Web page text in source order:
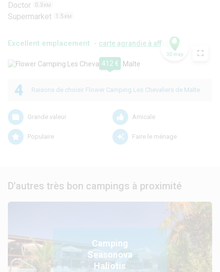
Doctor 0.3 KM
Supermarket 1.5 KM
Excellent emplacement - carte agrandie à afficher
412 €
3D map
4 Raisons de choisir Flower Camping Les Chevaliers de Malte
Grande valeur Amicale
Populaire Faire le ménage
D'autres très bon campings à proximité
Camping
Seasonova
Haliotis